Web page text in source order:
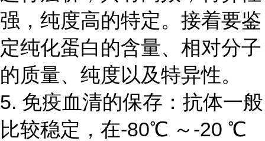
强，纯度高的特定。接着要鉴
定纯化蛋白的含量、相对分子
的质量、纯度以及特异性。
5. 免疫血清的保存：抗体一般
比较稳定，在-80℃ ～-20 ℃